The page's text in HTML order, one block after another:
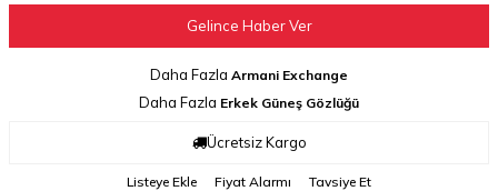
Gelince Haber Ver
Daha Fazla Armani Exchange
Daha Fazla Erkek Güneş Gözlüğü
Ücretsiz Kargo
Listeye Ekle Fiyat Alarmı Tavsiye Et